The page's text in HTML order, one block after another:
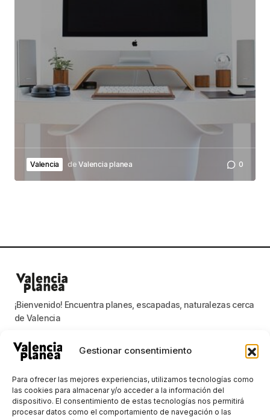
Gestionar consentimiento
Para ofrecer las mejores experiencias, utilizamos tecnologías como
las cookies para almacenar y/o acceder a la información del
dispositivo. El consentimiento de estas tecnologías nos permitirá
procesar datos como el comportamiento de navegación o las
Valencia de Valencia planea 0
¡Bienvenido! Encuentra planes, escapadas, naturalezas cerca
de Valencia
Valencia planea
Mantenerse al día con las noticias más